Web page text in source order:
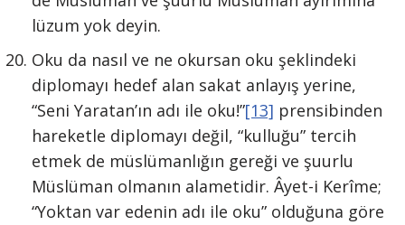
lüzum yok deyin.
Oku da nasıl ve ne okursan oku şeklindeki
diplomayı hedef alan sakat anlayış yerine,
“Seni Yaratan’ın adı ile oku!”[13] prensibinden
hareketle diplomayı değil, “kulluğu” tercih
etmek de müslümanlığın gereği ve şuurlu
Müslüman olmanın alametidir. Âyet-i Kerîme;
“Yoktan var edenin adı ile oku” olduğuna göre